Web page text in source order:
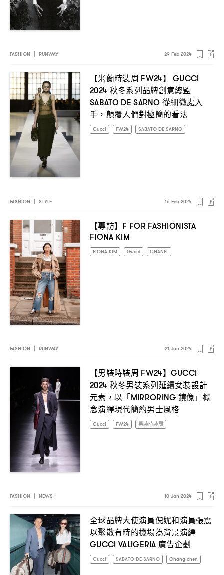
FASHION RUNWAY 29 Feb 2024
【米蘭時裝周 FW24】
GUCCI
2024 秋冬系列品牌創意總監
SABATO DE SARNO從細微處入
手 ， 顛覆人們對極簡的看法
Gucci FW24 SABATO DE SARNO
FASHION STYLE 16 Feb 2024
【專訪】 F FOR FASHIONISTA
FIONA KIM
FIONA KIM Gucci CHANEL
FASHION RUNWAY 21 Jan 2024
【男裝時裝周 FW24】 GUCCI
2024 秋冬男裝系列延續女裝設計
元素 ， 以「MIRRORING 鏡像」概
念演繹現代簡約男士風格
Gucci FW24 男裝時裝周
FASHION NEWS 10 Jan 2024
全球品牌大使演員倪妮和演員張震
以聚散有時的機場為背景演繹
GUCCI VALIGERIA廣告企劃
Gucci SABATO DE SARNO Chang chen